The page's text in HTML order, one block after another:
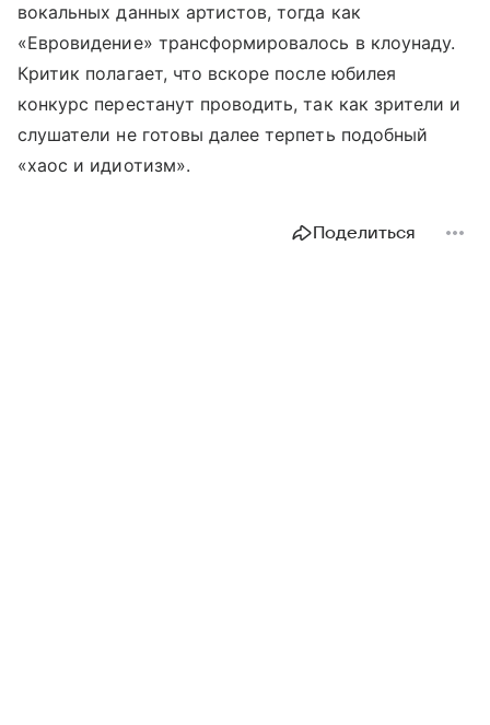
вокальных данных артистов, тогда как
«Евровидение» трансформировалось в клоунаду.
Критик полагает, что вскоре после юбилея
конкурс перестанут проводить, так как зрители и
слушатели не готовы далее терпеть подобный
«хаос и идиотизм».
Поделиться